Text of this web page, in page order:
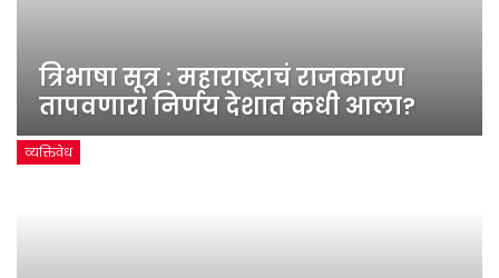
त्रिभाषा सूत्र : महाराष्ट्राचं राजकारण
तापवणारा निर्णय देशात कधी आला?
व्यक्तिवेध